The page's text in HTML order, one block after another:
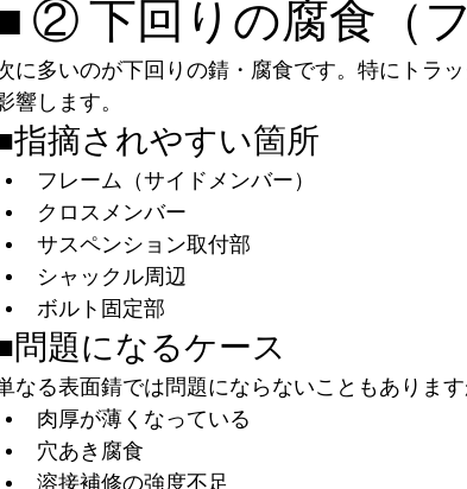
② 下回りの腐食（
に多いのが下回りの錆・腐食です。特にトラ
響します。
指摘されやすい箇所
フレーム（サイドメンバー）
クロスメンバー
サスペンション取付部
シャックル周辺
ボルト固定部
問題になるケース
なる表面錆では問題にならないこともありま
肉厚が薄くなっている
穴あき腐食
溶接補修の強度不足